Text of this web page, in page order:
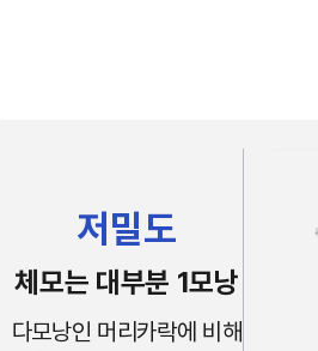
저밀도
체모는 대부분 1모낭
다모낭인 머리카락에 비해